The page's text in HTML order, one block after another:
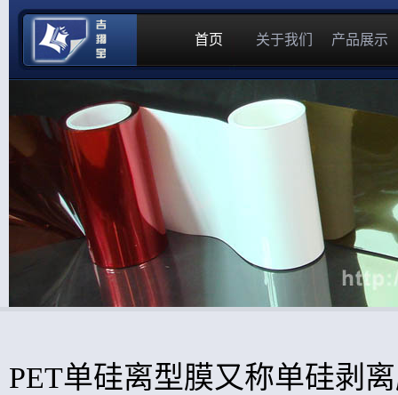
首页 关于我们 产品展示
PET单硅离型膜又称单硅剥